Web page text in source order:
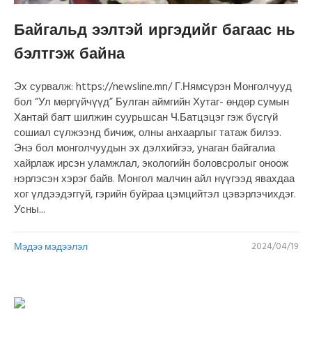
Байгальд ээлтэй иргэдийг багаас нь
бэлтгэж байна
Эх сурвалж: https://newsline.mn/ Г.Нямсүрэн Монголчууд
бол “Ул мөргүйчүүд” Булган аймгийн Хутаг- өндөр сумын
Хантай багт шилжин суурьшсан Ч.Батцэцэг гэж бүсгүй
сошиал сүлжээнд бичиж, олны анхаарлыг татаж билээ.
Энэ бол монголчуудын эх дэлхийгээ, унаган байгалиа
хайрлаж ирсэн уламжлал, экологийн боловсролыг оноож
нэрлэсэн хэрэг байв. Монгол малчин айл нүүгээд явахдаа
хог үлдээдэггүй, гэрийн буйраа цэмцийтэл цэвэрлэчихдэг.
Усны...
2024/04/19
Мэдээ мэдээлэл